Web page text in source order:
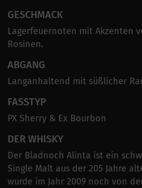
GESCHMACK
Lagerfeuernoten mit Akzenten
Rosinen.
ABGANG
Langanhaltend mit süßlicher
FASSTYP
PX Sherry & Ex Bourbon
DER WHISKY
Der Bladnoch Alinta ist ein
Single Malt aus der 205 Jahre
wurde im Jahr 2009 noch von